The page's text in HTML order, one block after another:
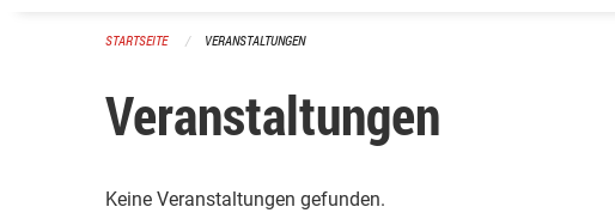
STARTSEITE VERANSTALTUNGEN
Veranstaltungen
Keine Veranstaltungen gefunden.